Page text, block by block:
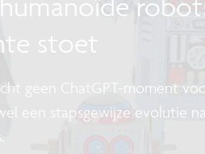
stoet
geen ChatGPT-moment
een stapsgewijze evolutie